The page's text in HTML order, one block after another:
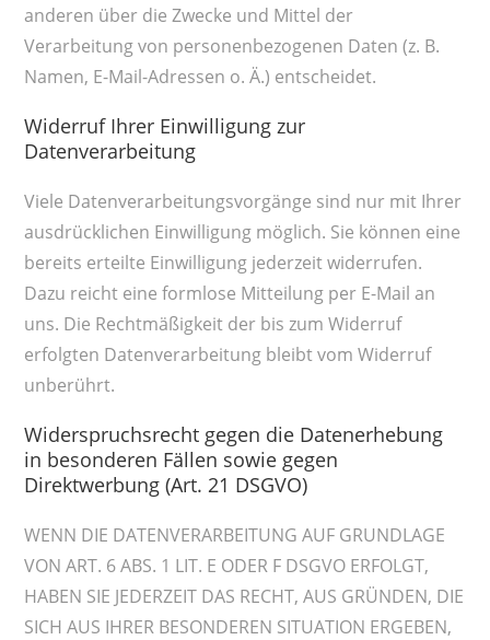
anderen über die Zwecke und Mittel der
Verarbeitung von personenbezogenen Daten (z. B.
Namen, E-Mail-Adressen o. Ä.) entscheidet.
Widerruf Ihrer Einwilligung zur
Datenverarbeitung
Viele Datenverarbeitungsvorgänge sind nur mit Ihrer
ausdrücklichen Einwilligung möglich. Sie können eine
bereits erteilte Einwilligung jederzeit widerrufen.
Dazu reicht eine formlose Mitteilung per E-Mail an
uns. Die Rechtmäßigkeit der bis zum Widerruf
erfolgten Datenverarbeitung bleibt vom Widerruf
unberührt.
Widerspruchsrecht gegen die Datenerhebung
in besonderen Fällen sowie gegen
Direktwerbung (Art. 21 DSGVO)
WENN DIE DATENVERARBEITUNG AUF GRUNDLAGE
VON ART. 6 ABS. 1 LIT. E ODER F DSGVO ERFOLGT,
HABEN SIE JEDERZEIT DAS RECHT, AUS GRÜNDEN, DIE
SICH AUS IHRER BESONDEREN SITUATION ERGEBEN,